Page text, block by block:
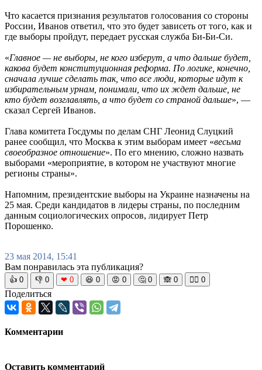
Что касается признания результатов голосования со стороны
России, Иванов ответил, что это будет зависеть от того, как и
где выборы пройдут, передает русская служба Би-Би-Си.
«Главное — не выборы, не кого изберут, а что дальше будет,
какова будет конституционная реформа. По логике, конечно,
сначала лучше сделать так, что все люди, которые идут к
избирательным урнам, понимали, что их ждет дальше, не
кто будет возглавлять, а что будет со страной дальше», —
сказал Сергей Иванов.
Глава комитета Госдумы по делам СНГ Леонид Слуцкий
ранее сообщил, что Москва к этим выборам имеет «весьма
своеобразное отношение». По его мнению, сложно назвать
выборами «мероприятие, в котором не участвуют многие
регионы страны».
Напомним, президентские выборы на Украине назначены на
25 мая. Среди кандидатов в лидеры страны, по последним
данным социологических опросов, лидирует Петр
Порошенко.
23 мая 2014, 15:41
Вам понравилась эта публикация?
👍 0 👎 0 ❤ 0 😆 0 😡 0 🤔 0 🙈 0 🧘‍♀️ 0
Поделиться
Комментарии
Оставить комментарий